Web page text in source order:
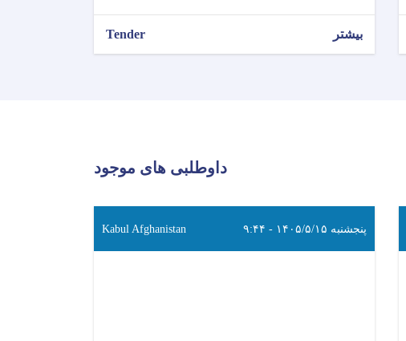
بیشتر Tender
داوطلبی های موجود
پنجشنبه ۱۴۰۵/۵/۱۵ - ۹:۴۴ Kabul Afghanistan